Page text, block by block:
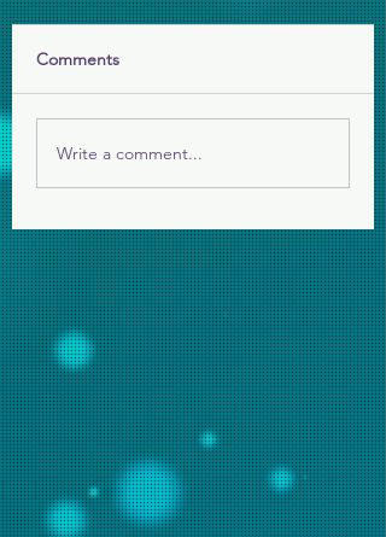
年終感恩短片
Comments
Write a comment...